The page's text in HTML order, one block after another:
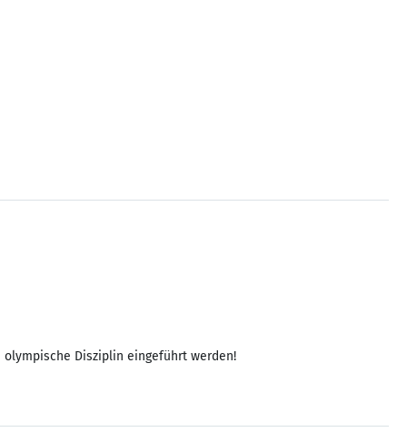
Disziplin eingeführt werden!